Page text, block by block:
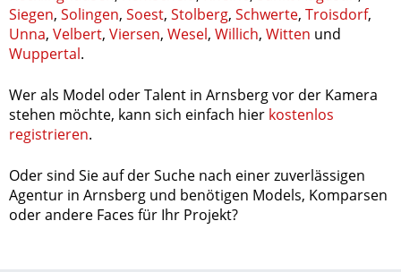
Siegen, Solingen, Soest, Stolberg, Schwerte, Troisdorf,
Unna, Velbert, Viersen, Wesel, Willich, Witten und
Wuppertal.
Wer als Model oder Talent in Arnsberg vor der Kamera
stehen möchte, kann sich einfach hier kostenlos
registrieren.
Oder sind Sie auf der Suche nach einer zuverlässigen
Agentur in Arnsberg und benötigen Models, Komparsen
oder andere Faces für Ihr Projekt?